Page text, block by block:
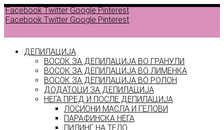
Facebook Twitter Google Pinterest
Facebook Twitter Google Pinterest
ДЕПИЛАЦИЈА
ВОСОК ЗА ДЕПИЛАЦИЈА ВО ГРАНУЛИ
ВОСОК ЗА ДЕПИЛАЦИЈА ВО ЛИМЕНКА
ВОСОК ЗА ДЕПИЛАЦИЈА ВО РОЛОН
ДОДАТОЦИ ЗА ДЕПИЛАЦИЈА
НЕГА ПРЕД И ПОСЛЕ ДЕПИЛАЦИЈА
ЛОСИОНИ МАСЛА И ГЕЛОВИ
ПАРАФИНСКА НЕГА
ПИЛИНГ НА ТЕЛО
products